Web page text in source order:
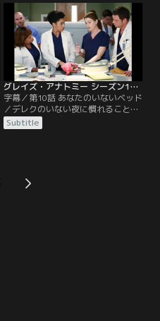
が、同じくコンサルを依頼されたリ
チャードはデレクを支持。対立が続
く中、デレクは大統領の特別補佐官
から、ワシントンD.C.での仕事を引
き受けて欲しいと改めて頼まれる。
同じ頃…。
グレイズ・アナトミー シーズン11 第10話／字幕
字幕／第10話 あなたのいないベッド
／デレクのいない夜に慣れることが
できないメレディスは、募る孤独感
に耐えかねていた。そんな中、彼女
長していたため、メレディスたちは
手術の中断を余儀なくされ…。その
Subtitle